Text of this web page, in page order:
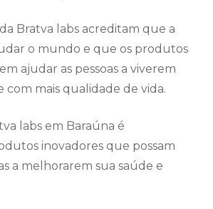
Bratva labs acreditam que a
o mundo e que os produtos
ajudar as pessoas a viverem
com mais qualidade de vida.
labs em Baraúna é
inovadores que possam
a melhorarem sua saúde e